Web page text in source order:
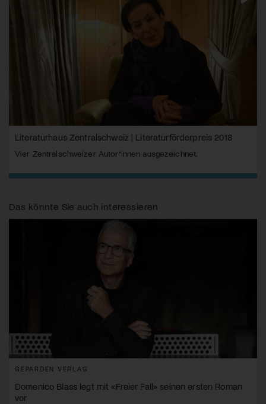
Literaturhaus Zentralschweiz | Literaturförderpreis 2018
Vier Zentralschweizer Autor*innen ausgezeichnet.
Das könnte Sie auch interessieren
GEPARDEN VERLAG
Domenico Blass legt mit «Freier Fall» seinen ersten Roman
vor